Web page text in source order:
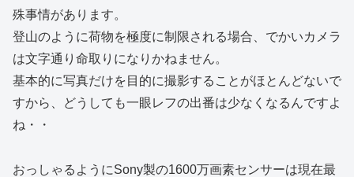
殊事情があります。
登山のように荷物を極度に制限される場合、でかいカメラ
は文字通り命取りになりかねません。
基本的に写真だけを目的に撮影することがほとんどないで
すから、どうしても一眼レフの出番は少なくなるんですよ
ね・・
おっしゃるようにSony製の1600万画素センサーは現在最